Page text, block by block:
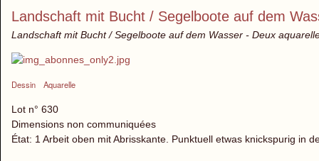
Landschaft mit Bucht / Segelboote auf dem
Landschaft mit Bucht / Segelboote auf dem Wasser - Deux
Dessin Aquarelle
Lot n° 630
Dimensions non communiquées
État: 1 Arbeit oben mit Abrisskante. Punktuell etwas knickspurig in